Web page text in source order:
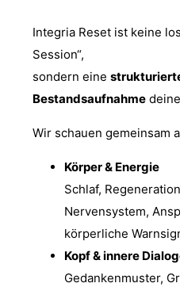
Integria Reset ist keine
Session“,
sondern eine
Bestandsaufnahme
Wir schauen gemeinsam
Körper & Energie
Schlaf,
Nervensystem,
körperliche
Kopf & innere
Gedankenmuster,